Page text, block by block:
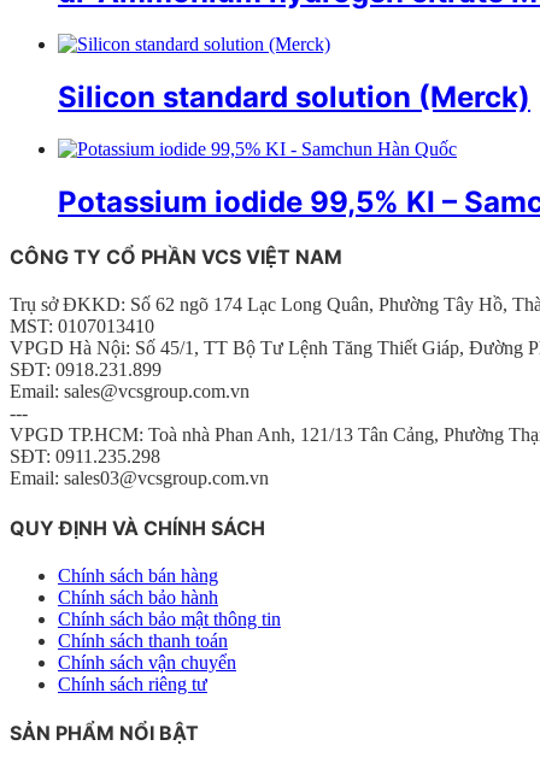
Silicon standard solution (Merck)
Potassium iodide 99,5% KI –
CÔNG TY CỔ PHẦN VCS VIỆT NAM
Trụ sở ĐKKD: Số 62 ngõ 174 Lạc Long Quân, Phường Tây Hồ,
MST: 0107013410
VPGD Hà Nội: Số 45/1, TT Bộ Tư Lệnh Tăng Thiết Giáp, Đường
SĐT: 0918.231.899
Email: sales@vcsgroup.com.vn
---
VPGD TP.HCM: Toà nhà Phan Anh, 121/13 Tân Cảng, Phường
SĐT: 0911.235.298
Email: sales03@vcsgroup.com.vn
QUY ĐỊNH VÀ CHÍNH SÁCH
Chính sách bán hàng
Chính sách bảo hành
Chính sách bảo mật thông tin
Chính sách thanh toán
Chính sách vận chuyển
Chính sách riêng tư
SẢN PHẨM NỔI BẬT